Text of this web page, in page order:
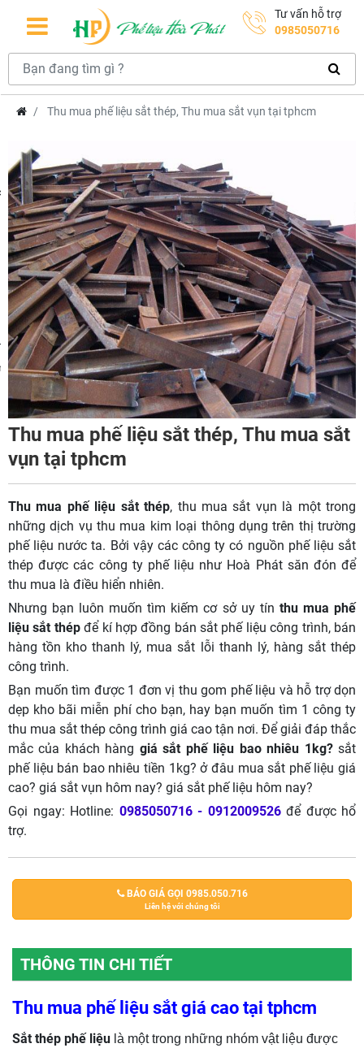
Tư vấn hỗ trợ
0985050716
Thu mua phế liệu sắt thép, Thu mua sắt vụn tại tphcm
Thu mua phế liệu sắt thép, Thu mua sắt
vụn tại tphcm
Thu mua phế liệu sắt thép, thu mua sắt vụn là một trong
những dịch vụ thu mua kim loại thông dụng trên thị trường
phế liệu nước ta. Bởi vậy các công ty có nguồn phế liệu sắt
thép được các công ty phế liệu như Hoà Phát săn đón để
thu mua là điều hiển nhiên.
Nhưng bạn luôn muốn tìm kiếm cơ sở uy tín thu mua phế
liệu sắt thépđể kí hợp đồng bán sắt phế liệu công trình, bán
hàng tồn kho thanh lý, mua sắt lỗi thanh lý, hàng sắt thép
công trình.
Bạn muốn tìm được 1 đơn vị thu gom phế liệu và hỗ trợ dọn
dẹp kho bãi miễn phí cho bạn, hay bạn muốn tìm 1 công ty
thu mua sắt thép công trình giá cao tận nơi. Để giải đáp thắc
mắc của khách hàng giá sắt phế liệu bao nhiêu 1kg?sắt
phế liệu bán bao nhiêu tiền 1kg? ở đâu mua sắt phế liệu giá
cao? giá sắt vụn hôm nay? giá sắt phế liệu hôm nay?
Gọi ngay: Hotline: 0985050716 - 0912009526 để được hổ
trợ.
BÁO GIÁ GỌI 0985.050.716
Liên hệ với chúng tôi
THÔNG TIN CHI TIẾT
Thu mua phế liệu sắt giá cao tại tphcm
Sắt thép phế liệu là một trong những nhóm vật liệu được